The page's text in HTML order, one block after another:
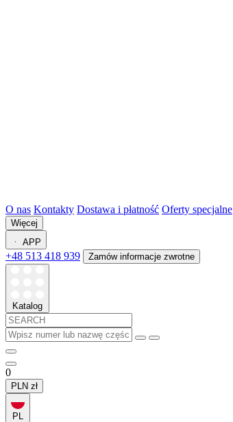
O nas Kontakty Dostawa i płatność Oferty specjalne
Więcej
APP
+48 513 418 939 Zamów informacje zwrotne
Katalog
0
PLN zł
PL